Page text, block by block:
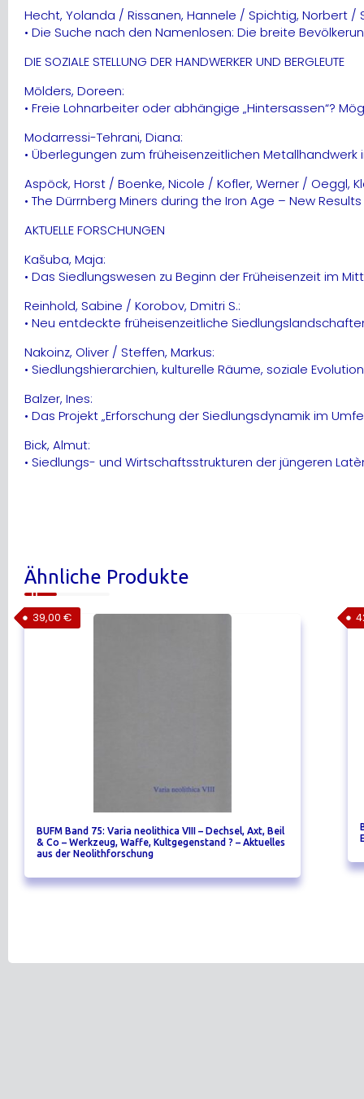
Hecht, Yolanda / Rissanen, Hannele / Spichtig, Norbert /
• Die Suche nach den Namenlosen: Die breite
DIE SOZIALE STELLUNG DER HANDWERKER UND BERGLEUTE
Mölders, Doreen:
• Freie Lohnarbeiter oder abhängige „Hintersassen“?
Modarressi-Tehrani, Diana:
• Überlegungen zum früheisenzeitlichen
Aspöck, Horst / Boenke, Nicole / Kofler, Werner / Oeggl,
• The Dürrnberg Miners during the Iron Age – New
AKTUELLE FORSCHUNGEN
Kašuba, Maja:
• Das Siedlungswesen zu Beginn der Früheisenzeit im
Reinhold, Sabine / Korobov, Dmitri S.:
• Neu entdeckte früheisenzeitliche
Nakoinz, Oliver / Steffen, Markus:
• Siedlungshierarchien, kulturelle Räume, soziale
Balzer, Ines:
• Das Projekt „Erforschung der Siedlungsdynamik im
Bick, Almut:
• Siedlungs- und Wirtschaftsstrukturen der jüngeren
Ähnliche Produkte
BUFM Band 75: Varia neolithica VIII – Dechsel, Axt, Beil
& Co – Werkzeug, Waffe, Kultgegenstand ? – Aktuelles
aus der Neolithforschung
39,00 €